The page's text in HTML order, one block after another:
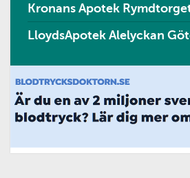
Kronans Apotek
LloydsApotek Alelyckan